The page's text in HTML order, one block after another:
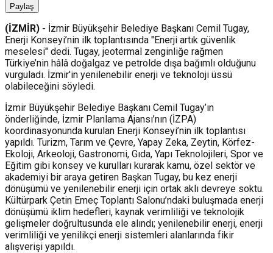
Paylaş
(İZMİR) - İzmir Büyükşehir Belediye Başkanı Cemil Tugay,
Enerji Konseyi’nin ilk toplantısında "Enerji artık güvenlik
meselesi" dedi. Tugay, jeotermal zenginliğe rağmen
Türkiye’nin hâlâ doğalgaz ve petrolde dışa bağımlı olduğunu
vurguladı. İzmir'in yenilenebilir enerji ve teknoloji üssü
olabileceğini söyledi.
İzmir Büyükşehir Belediye Başkanı Cemil Tugay’ın
önderliğinde, İzmir Planlama Ajansı’nın (İZPA)
koordinasyonunda kurulan Enerji Konseyi’nin ilk toplantısı
yapıldı. Turizm, Tarım ve Çevre, Yapay Zeka, Zeytin, Körfez-
Ekoloji, Arkeoloji, Gastronomi, Gıda, Yapı Teknolojileri, Spor ve
Eğitim gibi konsey ve kurulları kurarak kamu, özel sektör ve
akademiyi bir araya getiren Başkan Tugay, bu kez enerji
dönüşümü ve yenilenebilir enerji için ortak aklı devreye soktu.
Kültürpark Çetin Emeç Toplantı Salonu’ndaki buluşmada enerji
dönüşümü iklim hedefleri, kaynak verimliliği ve teknolojik
gelişmeler doğrultusunda ele alındı; yenilenebilir enerji, enerji
verimliliği ve yenilikçi enerji sistemleri alanlarında fikir
alışverişi yapıldı.